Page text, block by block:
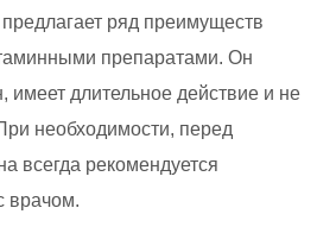
ряд преимуществ
препаратами. Он
имеет длительное действие и не
необходимости, перед
всегда рекомендуется
врачом.